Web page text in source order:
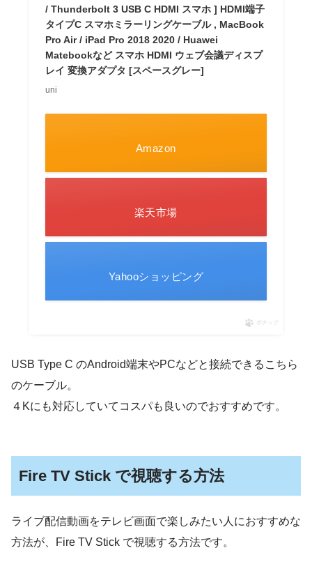
/ Thunderbolt 3 USB C HDMI スマホ ] HDMI端子
タイプC スマホミラーリングケーブル , MacBook
Pro Air / iPad Pro 2018 2020 / Huawei
Matebookなど スマホ HDMI ウェブ会議ディスプ
レイ 変換アダプタ [スペースグレー]
uni
Amazon
楽天市場
Yahooショッピング
ポチップ
USB Type C のAndroid端末やPCなどと接続できるこちら
のケーブル。
４Kにも対応していてコスパも良いのでおすすめです。
Fire TV Stick で視聴する方法
ライブ配信動画をテレビ画面で楽しみたい人におすすめな
方法が、Fire TV Stick で視聴する方法です。